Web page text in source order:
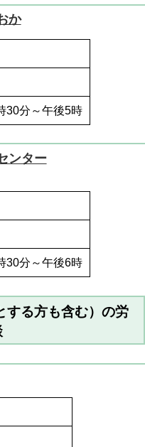
か
30分～午後5時
ンター
30分～午後6時
する方も含む）の労